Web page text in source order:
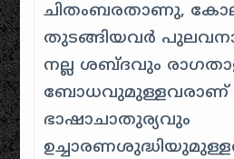
ചിതംബരതാണു,
തുടങ്ങിയവർ
നല്ല ശബ്ദവും
ബോധവുമുള്ളവരാണ്‌
ഭാഷാചാതുര്യവും